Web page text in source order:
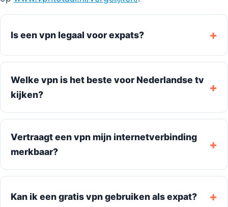
Is een vpn legaal voor expats?
Welke vpn is het beste voor Nederlandse tv
kijken?
Vertraagt een vpn mijn internetverbinding
merkbaar?
Kan ik een gratis vpn gebruiken als expat?